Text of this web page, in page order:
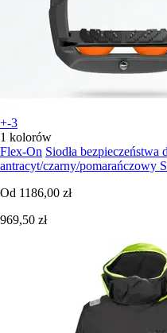
+-3
1 kolorów
Flex-On Siodła
antracyt/czarny/pomarańczowy
Od 1186,00 zł
969,50 zł